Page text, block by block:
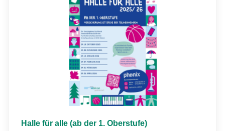
Halle für alle (ab der 1. Oberstufe)